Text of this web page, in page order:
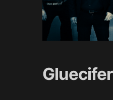
Gluecifer